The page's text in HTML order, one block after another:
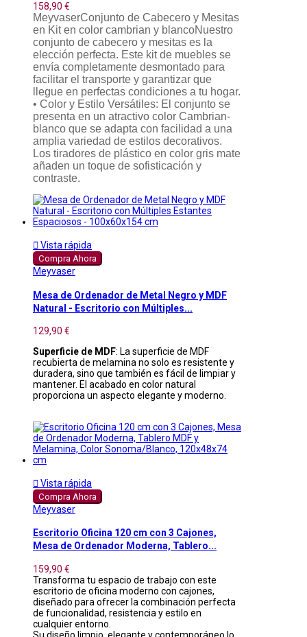
158,90 €
MeyvaserConjunto de Cabecero y Mesitas
en Kit en color cambrian y blancoNuestro
conjunto de cabecero y mesitas es la
elección perfecta. Este kit de muebles se
envía completamente desmontado para
facilitar el transporte y garantizar que
llegue en perfectas condiciones a tu hogar.
• Color y Estilo Versátiles: El conjunto se
presenta en un atractivo color Cambrian-
blanco que se adapta con facilidad a una
amplia variedad de estilos decorativos.
Los tiradores de plástico en color gris mate
añaden un toque de sofisticación y
contraste.
 Vista rápida
Compra Ahora
Meyvaser
Mesa de Ordenador de Metal Negro y MDF
Natural - Escritorio con Múltiples...
129,90 €
Superficie de MDF: La superficie de MDF
recubierta de melamina no solo es resistente y
duradera, sino que también es fácil de limpiar y
mantener. El acabado en color natural
proporciona un aspecto elegante y moderno.
 Vista rápida
Compra Ahora
Meyvaser
Escritorio Oficina 120 cm con 3 Cajones,
Mesa de Ordenador Moderna, Tablero...
159,90 €
Transforma tu espacio de trabajo con este
escritorio de oficina moderno con cajones,
diseñado para ofrecer la combinación perfecta
de funcionalidad, resistencia y estilo en
cualquier entorno.
Su diseño limpio, elegante y contemporáneo lo